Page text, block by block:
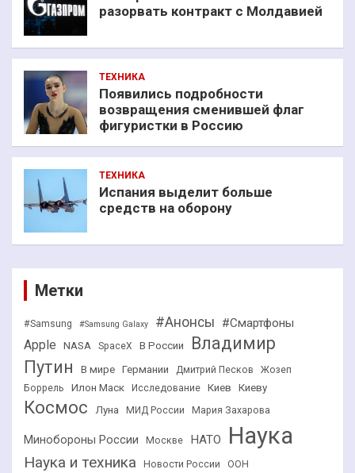
разорвать контракт с Молдавией
ТЕХНИКА
Появились подробности
возвращения сменившей флаг
фигуристки в Россию
ТЕХНИКА
Испания выделит больше
средств на оборону
Метки
#Samsung #Samsung Galaxy #Анонсы #Смартфоны
Apple NASA SpaceX В России
Владимир
Путин
В мире Германии Дмитрий Песков
Жозеп
Боррель
Илон Маск Исследование Киев Киеву
Космос Луна МИД России Мария Захарова
Минобороны России Москве НАТО Наука
Наука и техника Новости России ООН